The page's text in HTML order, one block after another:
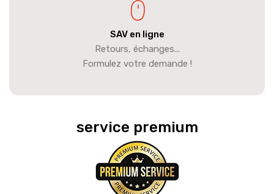
SAV en ligne
Retours, échanges...
Formulez votre demande !
service premium